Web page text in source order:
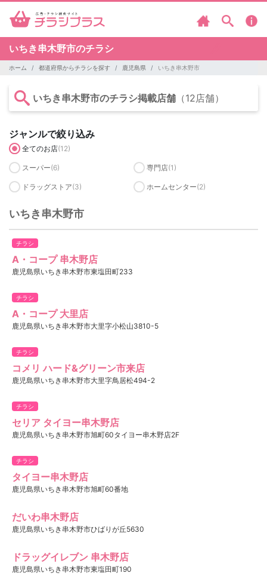
いちき串木野市のチラシ
ホーム 都道府県からチラシを探す 鹿児島県 いちき串木野市
いちき串木野市のチラシ掲載店舗 （12店舗）
ジャンルで絞り込み
全てのお店(12)
スーパー(6) 専門店(1)
ドラッグストア(3) ホームセンター(2)
いちき串木野市
チラシ
A・コープ 串木野店
鹿児島県いちき串木野市東塩田町233
チラシ
A・コープ 大里店
鹿児島県いちき串木野市大里字小松山3810-5
チラシ
コメリ ハード&グリーン市来店
鹿児島県いちき串木野市大里字鳥居松494-2
チラシ
セリア タイヨー串木野店
鹿児島県いちき串木野市旭町60タイヨー串木野店2F
チラシ
タイヨー串木野店
鹿児島県いちき串木野市旭町60番地
だいわ串木野店
鹿児島県いちき串木野市ひばりが丘5630
ドラッグイレブン 串木野店
鹿児島県いちき串木野市東塩田町190